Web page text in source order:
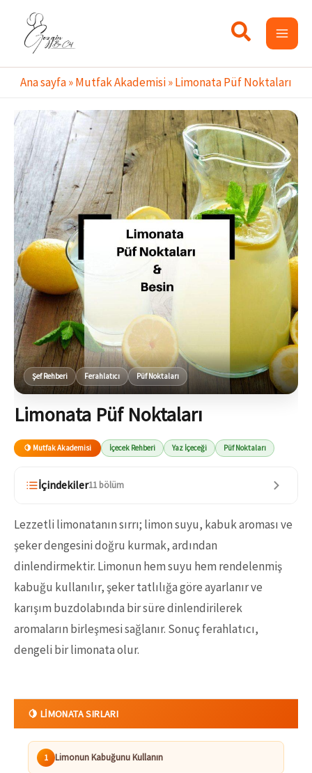
Ana sayfa»Mutfak Akademisi»Limonata Püf Noktaları
Limonata Püf Noktaları
🍋 Mutfak Akademisi İçecek Rehberi Yaz İçeceği Püf Noktaları
İçindekiler11 bölüm
Lezzetli limonatanın sırrı; limon suyu, kabuk aroması ve
şeker dengesini doğru kurmak, ardından
dinlendirmektir. Limonun hem suyu hem rendelenmiş
kabuğu kullanılır, şeker tatlılığa göre ayarlanır ve
karışım buzdolabında bir süre dinlendirilerek
aromaların birleşmesi sağlanır. Sonuç ferahlatıcı,
dengeli bir limonata olur.
Şef Rehberi Ferahlatıcı Püf Noktaları
🍋 LIMONATA SIRLARI
1 Limonun Kabuğunu Kullanın